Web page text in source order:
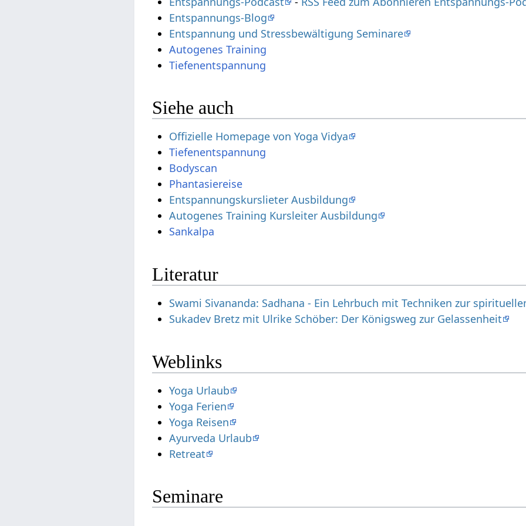
Entspannungs-Blog
Entspannung und Stressbewältigung Seminare
Autogenes Training
Tiefenentspannung
Siehe auch
Offizielle Homepage von Yoga Vidya
Tiefenentspannung
Bodyscan
Phantasiereise
Entspannungskurslieter Ausbildung
Autogenes Training Kursleiter Ausbildung
Sankalpa
Literatur
Swami Sivananda: Sadhana - Ein Lehrbuch mit Techniken zur
Sukadev Bretz mit Ulrike Schöber: Der Königsweg zur Gelassenheit
Weblinks
Yoga Urlaub
Yoga Ferien
Yoga Reisen
Ayurveda Urlaub
Retreat
Seminare